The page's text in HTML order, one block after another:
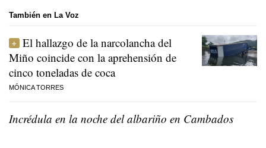
También en La Voz
El hallazgo de la narcolancha del
Miño coincide con la aprehensión de
cinco toneladas de coca
MÓNICA TORRES
Incrédula en la noche del albariño en Cambados